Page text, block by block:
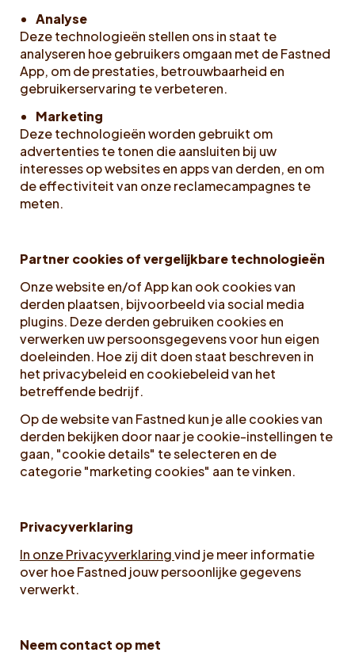
Analyse
Deze technologieën stellen ons in staat te
analyseren hoe gebruikers omgaan met de Fastned
App, om de prestaties, betrouwbaarheid en
gebruikerservaring te verbeteren.
Marketing
Deze technologieën worden gebruikt om
advertenties te tonen die aansluiten bij uw
interesses op websites en apps van derden, en om
de effectiviteit van onze reclamecampagnes te
meten.
Partner cookies of vergelijkbare technologieën
Onze website en/of App kan ook cookies van
derden plaatsen, bijvoorbeeld via social media
plugins. Deze derden gebruiken cookies en
verwerken uw persoonsgegevens voor hun eigen
doeleinden. Hoe zij dit doen staat beschreven in
het privacybeleid en cookiebeleid van het
betreffende bedrijf.
Op de website van Fastned kun je alle cookies van
derden bekijken door naar je cookie-instellingen te
gaan, "cookie details" te selecteren en de
categorie "marketing cookies" aan te vinken.
Privacyverklaring
In onze Privacyverklaringvind je meer informatie
over hoe Fastned jouw persoonlijke gegevens
verwerkt.
Neem contact op met